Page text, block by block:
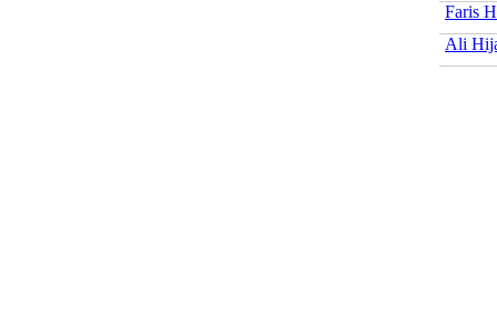
Faris
Ali